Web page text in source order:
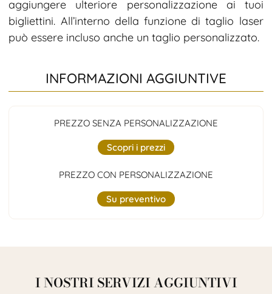
aggiungere ulteriore personalizzazione ai tuoi
bigliettini. All’interno della funzione di taglio laser
può essere incluso anche un taglio personalizzato.
INFORMAZIONI AGGIUNTIVE
PREZZO SENZA PERSONALIZZAZIONE
Scopri i prezzi
PREZZO CON PERSONALIZZAZIONE
Su preventivo
I NOSTRI SERVIZI AGGIUNTIVI